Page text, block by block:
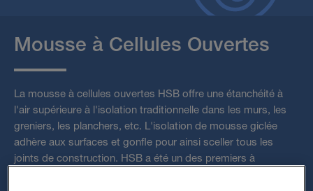
Mousse à Cellules Ouvertes
La mousse à cellules ouvertes HSB offre une étanchéité à
l'air supérieure à l'isolation traditionnelle dans les murs, les
greniers, les planchers, etc. L'isolation de mousse giclée
adhère aux surfaces et gonfle pour ainsi sceller tous les
joints de construction. HSB a été un des premiers à